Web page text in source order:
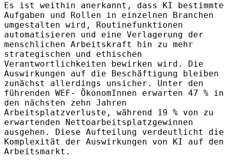
Es ist weithin anerkannt, dass KI bestimmte
Aufgaben und Rollen in einzelnen Branchen
umgestalten wird, Routinefunktionen
automatisieren und eine Verlagerung der
menschlichen Arbeitskraft hin zu mehr
strategischen und ethischen
Verantwortlichkeiten bewirken wird. Die
Auswirkungen auf die Beschäftigung bleiben
zunächst allerdings unsicher. Unter den
führenden WEF- ÖkonomInnen erwarten 47 % in
den nächsten zehn Jahren
Arbeitsplatzverluste, während 19 % von zu
erwartenden Nettoarbeitsplatzgewinnen
ausgehen. Diese Aufteilung verdeutlicht die
Komplexität der Auswirkungen von KI auf den
Arbeitsmarkt.